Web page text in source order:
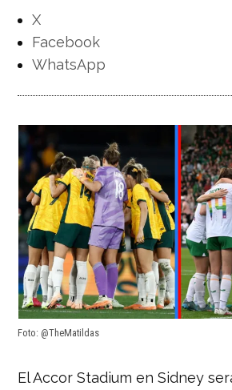
X
Facebook
WhatsApp
Foto: @TheMatildas
El Accor Stadium en Sidney